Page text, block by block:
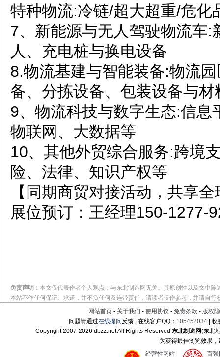
特种物流:冷链/超大超重/危化
7、新能源与无人驾驶物流车
人、充电桩与换电设备
8.物流基建与智能装备:物流
备、分拣设备、包装设备与
9、物流科技与数字生态:信
物联网、大数据等
10、其他外贸综合服务:跨境
险、法律、知识产权等
【同期商贸对接活动，共享
展位预订：王经理150-1277-
免责声明： 本文仅代表作者个人观点，与东北制造网无关。其原创性以及文中
本站不作任何保证、承诺，并不负任何及连带责任，请读者仅作参考，并请自行
网站首页 - 关于我们 - 使用协议 - 免责条款 - 版权
问题请通过在线提问反馈 | 在线客户QQ： 105452034 | 收
Copyright 2007-2026 dbzz.net All Rights Reserved东北制造网(东北
为获得最佳浏览效果
经营性网站
百强